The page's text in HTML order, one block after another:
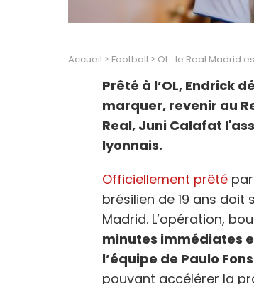
Accueil > Football > OL : le Real Madrid
Prêté à l’OL, Endrick
marquer, revenir au
Real, Juni Calafat
lyonnais.
Officiellement prêté
brésilien de 19 ans
Madrid. L’opération,
minutes immédiates
l’équipe de Paulo
pouvant accélérer la